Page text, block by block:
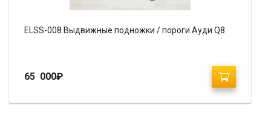
ELSS-008 Выдвижные подножки / пороги Ауди Q8
65 000₽